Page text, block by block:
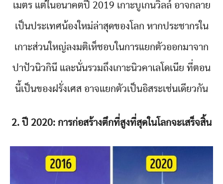
เมตร แต่ในอนาคตปี 2019 เกาะบูเกนวิลล์ อาจกลาย
เป็นประเทศน้องใหม่ล่าสุดของโลก หากประชากรใน
เกาะส่วนใหญ่ลงมติเห็ชอบในการแยกตัวออกมาจาก
ปาปัวนิวกินี และนั่นรวมถึงเกาะนิวคาเลโดเนีย ที่ตอน
นี้เป็นของฝรั่งเศส อาจแยกตัวเป็นอิสระเช่นเดียวกัน
2. ปี 2020: การก่อสร้างตึกที่สูงที่สุดในโลกจะเสร็จสิ้น